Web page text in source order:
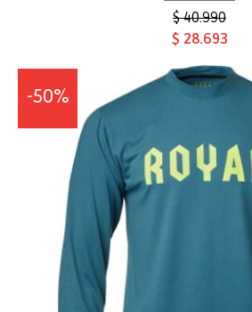
$ 40.990
$ 28.693
-50%